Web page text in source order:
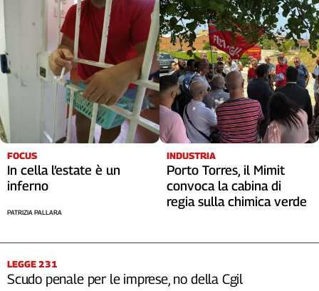
FOCUS
In cella l’estate è un
inferno
PATRIZIA PALLARA
INDUSTRIA
Porto Torres, il Mimit
convoca la cabina di
regia sulla chimica verde
LEGGE 231
Scudo penale per le imprese, no della Cgil